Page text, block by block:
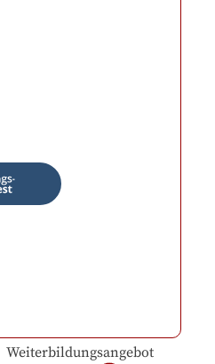
Weiterbildungsangebot